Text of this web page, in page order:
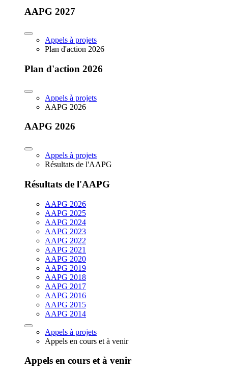
AAPG 2027
Appels à projets
Plan d'action 2026
Plan d'action 2026
Appels à projets
AAPG 2026
AAPG 2026
Appels à projets
Résultats de l'AAPG
Résultats de l'AAPG
AAPG 2026
AAPG 2025
AAPG 2024
AAPG 2023
AAPG 2022
AAPG 2021
AAPG 2020
AAPG 2019
AAPG 2018
AAPG 2017
AAPG 2016
AAPG 2015
AAPG 2014
Appels à projets
Appels en cours et à venir
Appels en cours et à venir